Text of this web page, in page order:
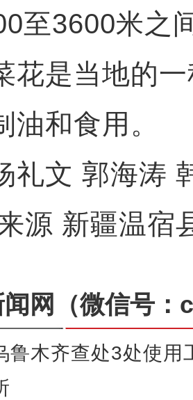
至3600米之
是当地的一
油和食用。
文 郭海涛
源 新疆温宿
网 （微信号
鲁木齐查处3处使用
端午时节 东天山脚